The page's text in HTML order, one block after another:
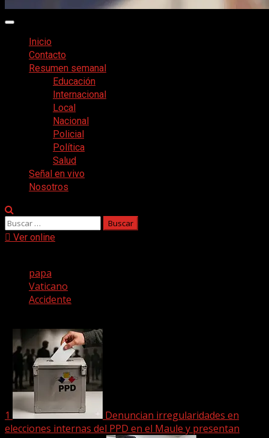
Menú
principalInicio
Contacto
Resumen semanal
Educación
Internacional
Local
Nacional
Policial
Política
Salud
Señal en vivo
Nosotros
Buscar:
Ver online
papa
Vaticano
Accidente
1
Denuncian irregularidades en
elecciones internas del PPD en el Maule y presentan